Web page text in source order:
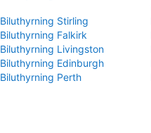
Biluthyrning Stirling
Biluthyrning Falkirk
Biluthyrning Livingston
Biluthyrning Edinburgh
Biluthyrning Perth